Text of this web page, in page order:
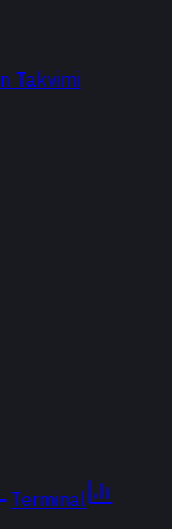
Takvimi
Terminal